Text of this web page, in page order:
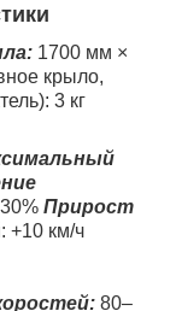
1700 мм ×
крыло,
3 кг
Прирост
+10 км/ч
80–